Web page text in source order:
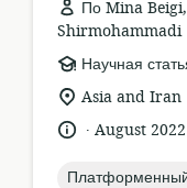
По Mina
Shirmohammadi
формат
ресурса:
Научная
актуальное
Asia and Iran
язык:.
опубликовано
August 2022
topic: